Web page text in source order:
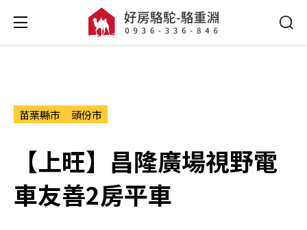
苗栗縣市 頭份市
【上旺】昌隆廣場視野電
車友善2房平車